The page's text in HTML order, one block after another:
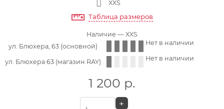
XXS
Таблица размеров
Наличие — XXS
ул. Блюхера, 63 (основной)
Нет в наличии
ул. Блюхера 63 (магазин RAY) Нет в наличии
1 200 р.
+